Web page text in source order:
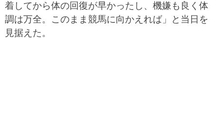
着してから体の回復が早かったし、機嫌も良く体
調は万全。このまま競馬に向かえれば」と当日を
見据えた。